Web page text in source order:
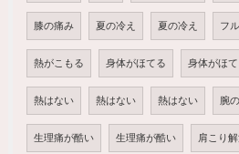
膝の痛み 夏の冷え 夏の冷え フ
熱がこもる 身体がほてる 身体がほて
熱はない 熱はない 熱はない 腕
生理痛が酷い 生理痛が酷い 肩こり